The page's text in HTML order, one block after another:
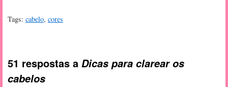
Tags: cabelo, cores
51 respostas a Dicas para clarear os
cabelos